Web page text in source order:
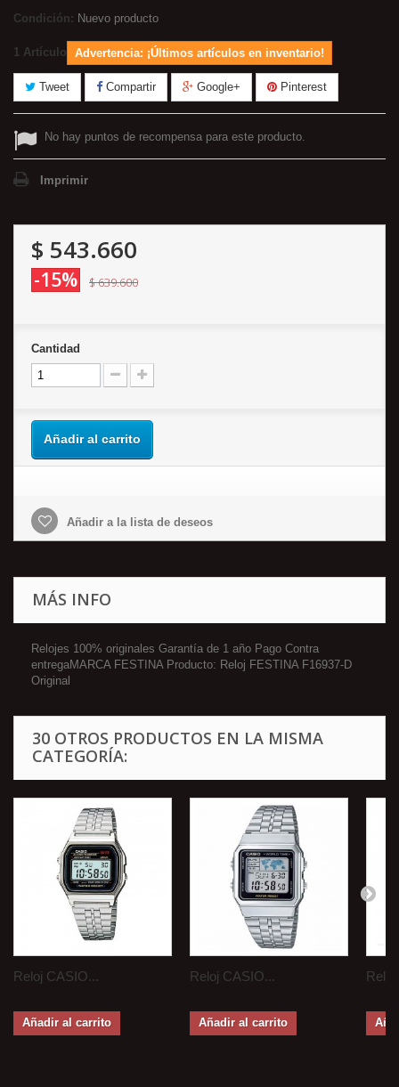
Condición: Nuevo producto
1 Artículo Advertencia: ¡Últimos artículos en inventario!
Tweet Compartir Google+ Pinterest
No hay puntos de recompensa para este producto.
Imprimir
$ 543.660
-15% $ 639.600
Cantidad
Añadir al carrito
Añadir a la lista de deseos
MÁS INFO
Relojes 100% originales Garantía de 1 año Pago Contra
entregaMARCA FESTINA Producto: Reloj FESTINA F16937-D
Original
30 OTROS PRODUCTOS EN LA MISMA
CATEGORÍA:
Reloj CASIO...
Añadir al carrito
Reloj CASIO...
Añadir al carrito